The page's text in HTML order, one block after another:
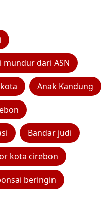
mundur dari ASN
Anak Kandung
Bandar judi
kota cirebon
beringin